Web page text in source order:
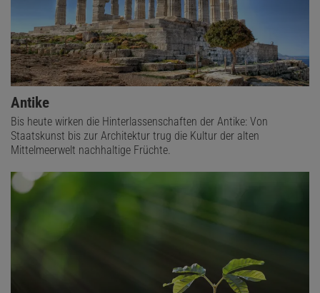
Antike
Bis heute wirken die Hinterlassenschaften der Antike: Von
Staatskunst bis zur Architektur trug die Kultur der alten
Mittelmeerwelt nachhaltige Früchte.